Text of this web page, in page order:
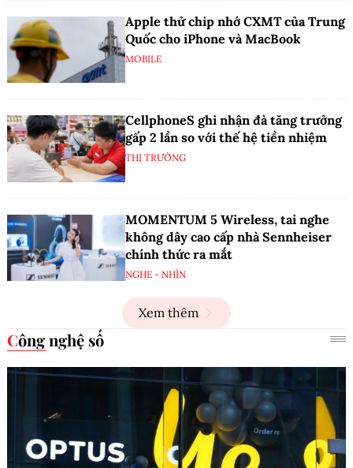
Apple thử chip nhớ CXMT của Trung
Quốc cho iPhone và MacBook
MOBILE
CellphoneS ghi nhận đà tăng trưởng
gấp 2 lần so với thế hệ tiền nhiệm
THỊ TRƯỜNG
MOMENTUM 5 Wireless, tai nghe
không dây cao cấp nhà Sennheiser
chính thức ra mắt
NGHE - NHÌN
Xem thêm
Công nghệ số